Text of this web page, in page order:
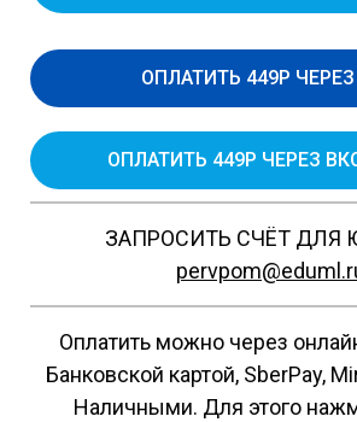
ОПЛАТИТЬ 449Р ЧЕРЕЗ
ОПЛАТИТЬ 449Р ЧЕРЕЗ
ЗАПРОСИТЬ СЧЁТ ДЛЯ
Оплатить можно через
Банковской картой, SberPay,
Наличными. Для этого